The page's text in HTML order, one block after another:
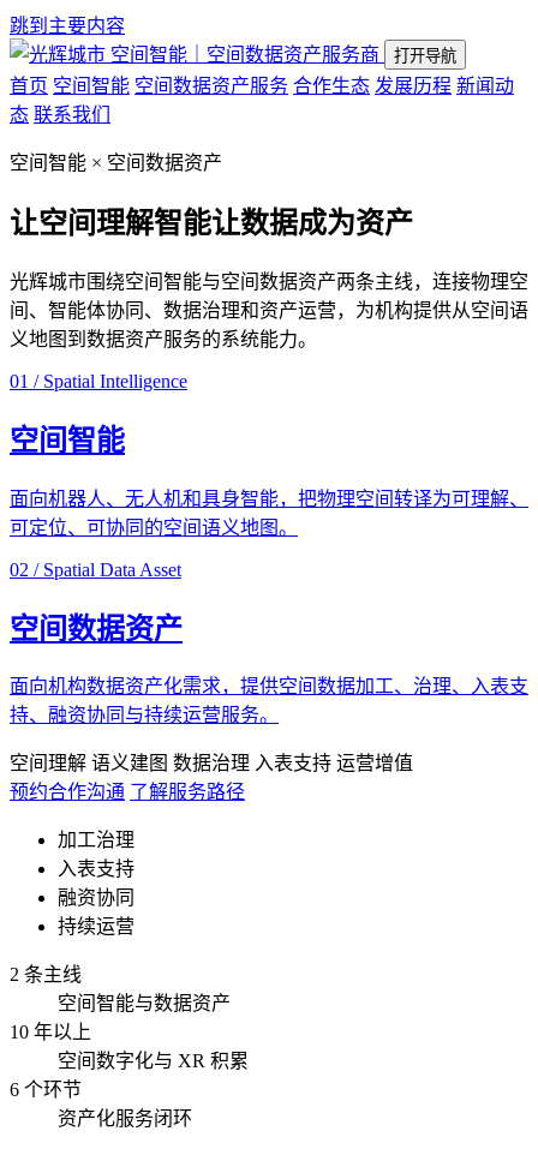
跳到主要内容
空间智能｜空间数据资产服务商
打开导航
首页 空间智能 空间数据资产服务 合作生态 发展历程 新闻动
态 联系我们
空间智能 × 空间数据资产
让空间理解智能让数据成为资产
光辉城市围绕空间智能与空间数据资产两条主线，连接物理空
间、智能体协同、数据治理和资产运营，为机构提供从空间语
义地图到数据资产服务的系统能力。
01 / Spatial Intelligence
空间智能
面向机器人、无人机和具身智能，把物理空间转译为可理解、
可定位、可协同的空间语义地图。
02 / Spatial Data Asset
空间数据资产
面向机构数据资产化需求，提供空间数据加工、治理、入表支
持、融资协同与持续运营服务。
空间理解 语义建图 数据治理 入表支持 运营增值
预约合作沟通 了解服务路径
加工治理
入表支持
融资协同
持续运营
2 条主线
空间智能与数据资产
10 年以上
空间数字化与 XR 积累
6 个环节
资产化服务闭环